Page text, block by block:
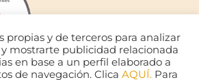
propias y de terceros para analizar
y mostrarte publicidad relacionada
en base a un perfil elaborado a
de navegación. Clica AQUÍ. Para